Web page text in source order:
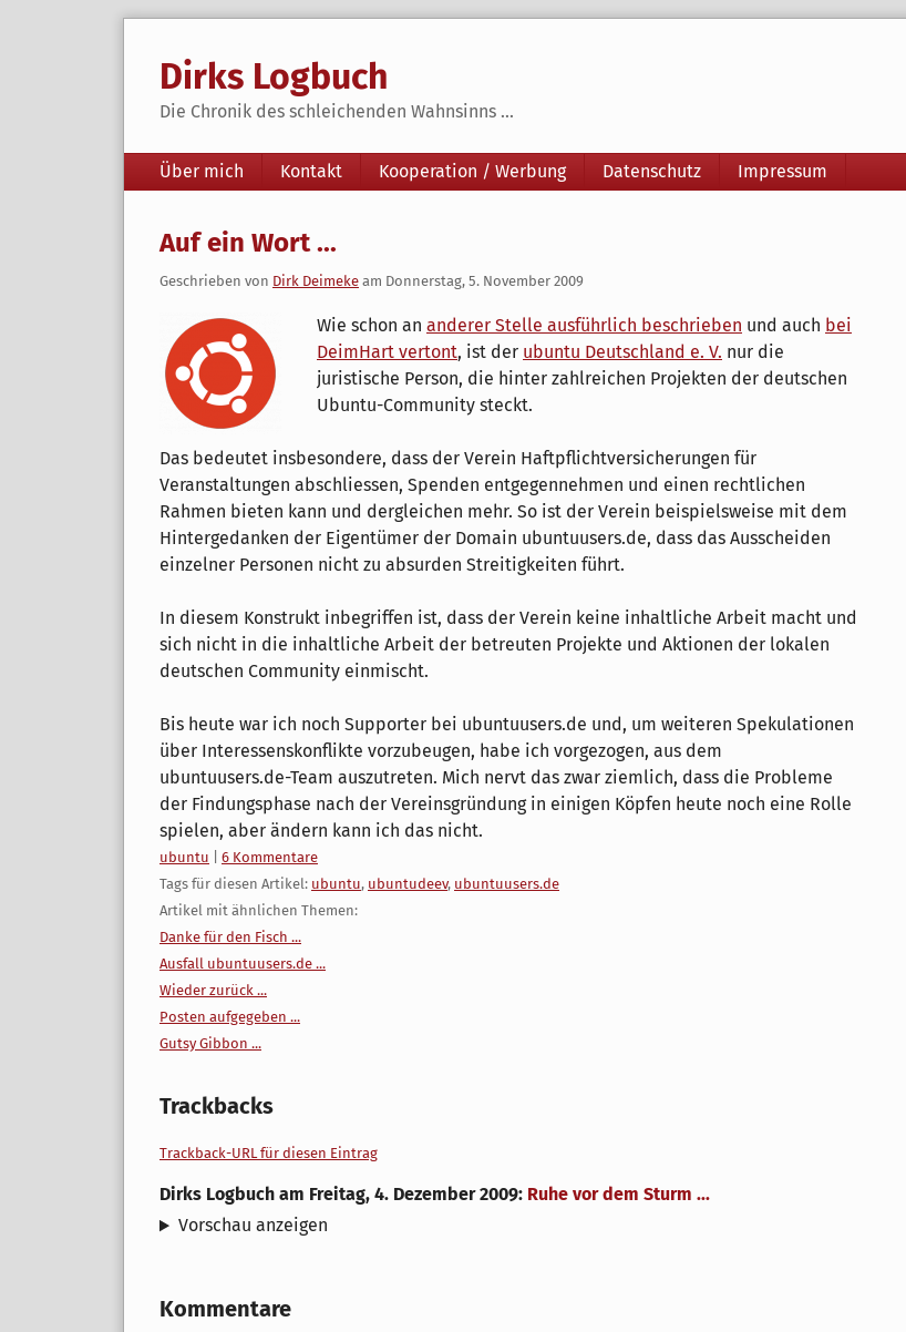
Dirks Logbuch
Die Chronik des schleichenden Wahnsinns ...
Navigation
Über mich Kontakt Kooperation / Werbung Datenschutz Impressum
Auf ein Wort ...
Geschrieben von Dirk Deimeke am Donnerstag, 5. November 2009
Wie schon an anderer Stelle ausführlich beschrieben und auch bei
DeimHart vertont, ist der ubuntu Deutschland e. V. nur die
juristische Person, die hinter zahlreichen Projekten der deutschen
Ubuntu-Community steckt.
Das bedeutet insbesondere, dass der Verein Haftpflichtversicherungen für
Veranstaltungen abschliessen, Spenden entgegennehmen und einen rechtlichen
Rahmen bieten kann und dergleichen mehr. So ist der Verein beispielsweise mit dem
Hintergedanken der Eigentümer der Domain ubuntuusers.de, dass das Ausscheiden
einzelner Personen nicht zu absurden Streitigkeiten führt.
In diesem Konstrukt inbegriffen ist, dass der Verein keine inhaltliche Arbeit macht und
sich nicht in die inhaltliche Arbeit der betreuten Projekte und Aktionen der lokalen
deutschen Community einmischt.
Bis heute war ich noch Supporter bei ubuntuusers.de und, um weiteren Spekulationen
über Interessenskonflikte vorzubeugen, habe ich vorgezogen, aus dem
ubuntuusers.de-Team auszutreten. Mich nervt das zwar ziemlich, dass die Probleme
der Findungsphase nach der Vereinsgründung in einigen Köpfen heute noch eine Rolle
spielen, aber ändern kann ich das nicht.
Kategorien:
ubuntu
6 Kommentare
Tags für diesen Artikel: ubuntu, ubuntudeev, ubuntuusers.de
Artikel mit ähnlichen Themen:
Danke für den Fisch ...
Ausfall ubuntuusers.de ...
Wieder zurück ...
Posten aufgegeben ...
Gutsy Gibbon ...
Trackbacks
Trackback-URL für diesen Eintrag
Dirks Logbuch am Freitag, 4. Dezember 2009: Ruhe vor dem Sturm ...
Vorschau anzeigen
Kommentare